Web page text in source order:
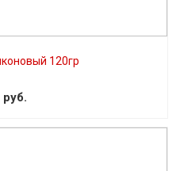
120гр
руб.